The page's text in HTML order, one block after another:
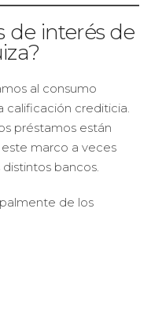
de interés de
al consumo
calificación crediticia.
préstamos están
marco a veces
bancos.
de los